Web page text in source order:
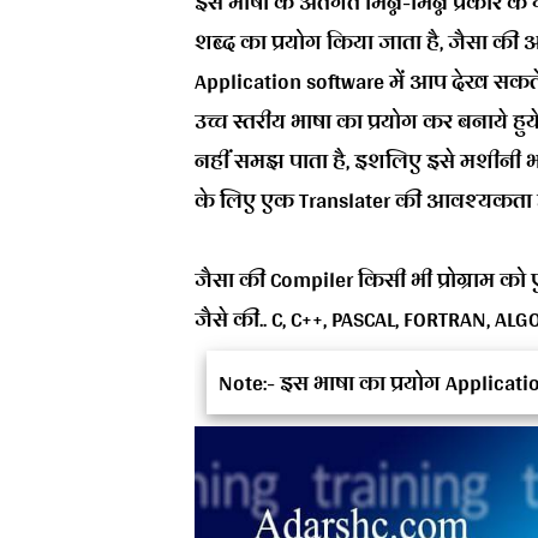
शब्द का प्रयोग किया जाता है, जैसा की
Application software में आप देख
उच्च स्तरीय भाषा का प्रयोग कर बनाये
नहीं समझ पाता है, इशलिए इसे मशीनी
के लिए एक Translater की आवश्यकता
जैसा की Compiler किसी भी
जैसे की.. C, C++, PASCAL, FORTRAN,
Note:- इस भाषा का प्रयोग